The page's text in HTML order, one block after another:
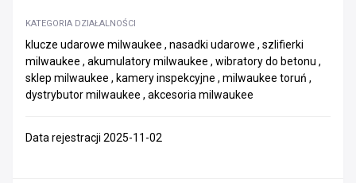
KATEGORIA DZIAŁALNOŚCI
klucze udarowe milwaukee , nasadki udarowe , szlifierki
milwaukee , akumulatory milwaukee , wibratory do betonu ,
sklep milwaukee , kamery inspekcyjne , milwaukee toruń ,
dystrybutor milwaukee , akcesoria milwaukee
Data rejestracji 2025-11-02